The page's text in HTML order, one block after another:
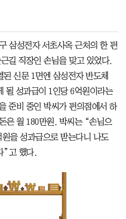
삼성전자 서초사옥 근처의 한 편
길 직장인 손님을 맞고 있었다.
신문 1면엔 삼성전자 반도체
될 성과급이 1인당 6억원이라는
준비 중인 박씨가 편의점에서 하
은 월 180만원. 박씨는 “손님으
을 성과급으로 받는다니 나도
”고 했다.